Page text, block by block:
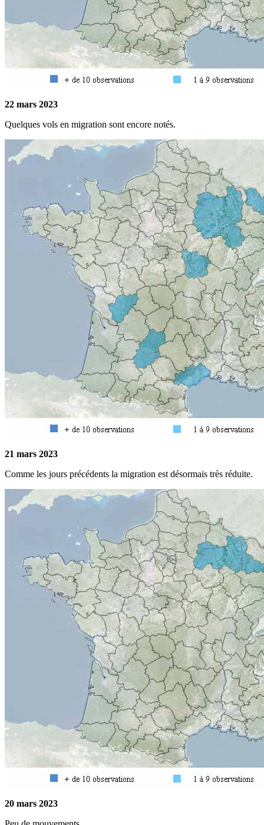
22 mars 2023
Quelques vols en migration sont encore notés.
21 mars 2023
Comme les jours précédents la migration est désormais très réduite.
20 mars 2023